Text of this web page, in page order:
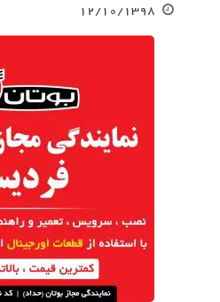
۱۲/۱۰/۱۳۹۸